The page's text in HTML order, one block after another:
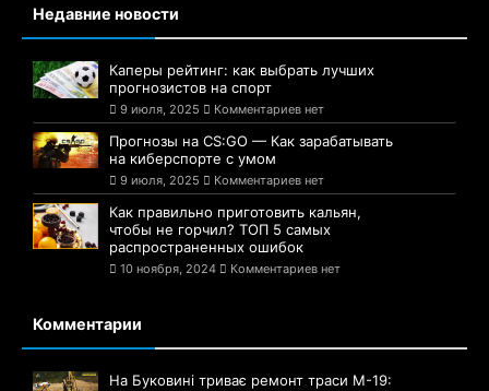
Недавние новости
Каперы рейтинг: как выбрать лучших
прогнозистов на спорт
9 июля, 2025 Комментариев нет
Прогнозы на CS:GO — Как зарабатывать
на киберспорте с умом
9 июля, 2025 Комментариев нет
Как правильно приготовить кальян,
чтобы не горчил? ТОП 5 самых
распространенных ошибок
10 ноября, 2024 Комментариев нет
Комментарии
На Буковині триває ремонт траси М-19: